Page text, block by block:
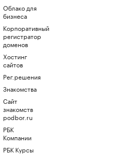
Облако для
бизнеса
Корпоративный
регистратор
доменов
Хостинг
сайтов
Рег.решения
Знакомства
Сайт
знакомств
podbor.ru
РБК
Компании
РБК Курсы